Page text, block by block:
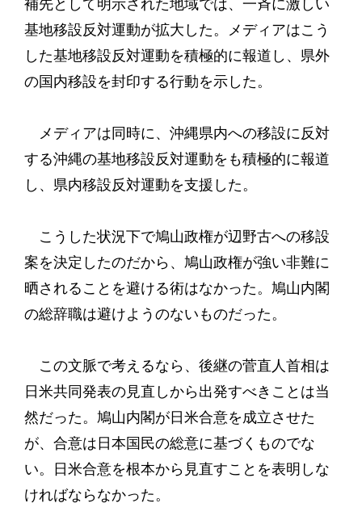
補先として明示された地域では、一斉に激しい
基地移設反対運動が拡大した。メディアはこう
した基地移設反対運動を積極的に報道し、県外
の国内移設を封印する行動を示した。
メディアは同時に、沖縄県内への移設に反対
する沖縄の基地移設反対運動をも積極的に報道
し、県内移設反対運動を支援した。
こうした状況下で鳩山政権が辺野古への移設
案を決定したのだから、鳩山政権が強い非難に
晒されることを避ける術はなかった。鳩山内閣
の総辞職は避けようのないものだった。
この文脈で考えるなら、後継の菅直人首相は
日米共同発表の見直しから出発すべきことは当
然だった。鳩山内閣が日米合意を成立させた
が、合意は日本国民の総意に基づくものでな
い。日米合意を根本から見直すことを表明しな
ければならなかった。